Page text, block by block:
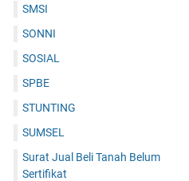
SMSI
SONNI
SOSIAL
SPBE
STUNTING
SUMSEL
Surat Jual Beli Tanah Belum
Sertifikat